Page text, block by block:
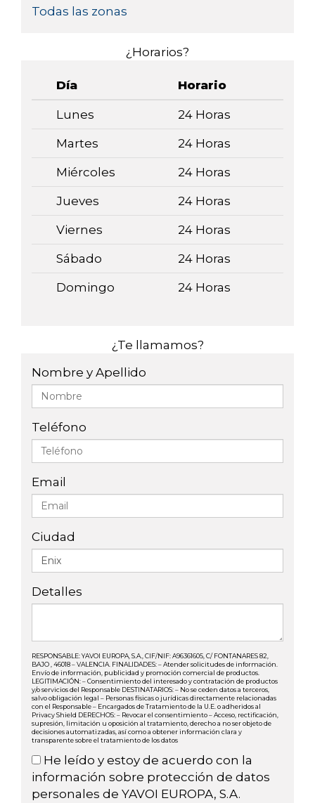
Todas las zonas
¿Horarios?
Día Horario
Lunes 24 Horas
Martes 24 Horas
Miércoles 24 Horas
Jueves 24 Horas
Viernes 24 Horas
Sábado 24 Horas
Domingo 24 Horas
¿Te llamamos?
Nombre y Apellido
Teléfono
Email
Ciudad
Detalles
RESPONSABLE: YAVOI EUROPA, S.A., CIF/NIF: A96361605, C/ FONTANARES 82,
BAJO , 46018 – VALENCIA. FINALIDADES: – Atender solicitudes de información.
Envío de información, publicidad y promoción comercial de productos.
LEGITIMACIÓN: – Consentimiento del interesado y contratación de productos
y/o servicios del Responsable DESTINATARIOS: – No se ceden datos a terceros,
salvo obligación legal – Personas físicas o jurídicas directamente relacionadas
con el Responsable – Encargados de Tratamiento de la U.E. o adheridos al
Privacy Shield DERECHOS: – Revocar el consentimiento – Acceso, rectificación,
supresión, limitación u oposición al tratamiento, derecho a no ser objeto de
decisiones automatizadas, así como a obtener información clara y
transparente sobre el tratamiento de los datos
He leído y estoy de acuerdo con la
información sobre protección de datos
personales de YAVOI EUROPA, S.A.